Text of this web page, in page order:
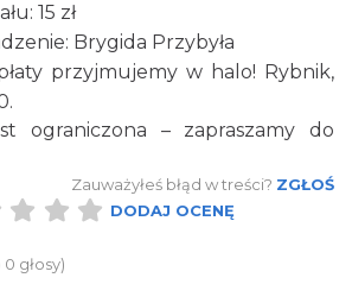
2026-08-19
w teatrze NA PÓŁ i teatrze
15 zł
Brygida Przybyła
przyjmujemy w halo! Rybnik,
ograniczona – zapraszamy do
Zauważyłeś błąd w treści? ZGŁOŚ
DODAJ OCENĘ
głosy)